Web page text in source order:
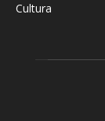
Cultura